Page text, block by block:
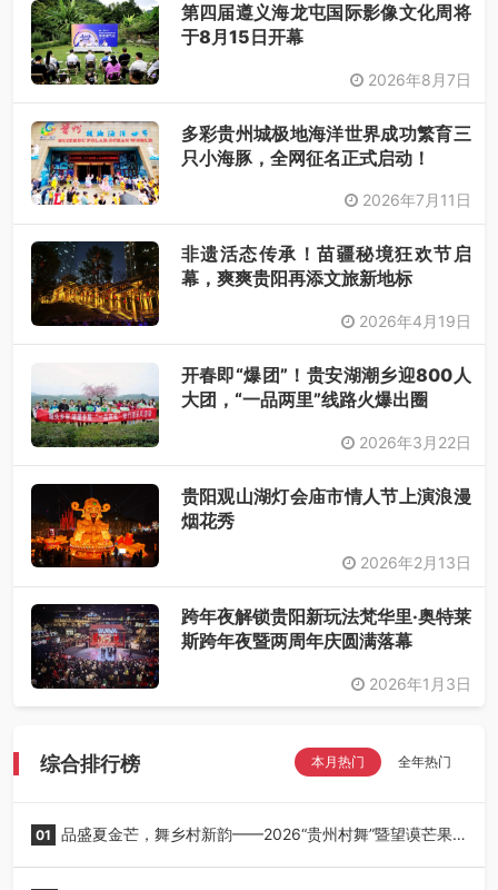
第四届遵义海龙屯国际影像文化周将
于8月15日开幕
2026年8月7日
多彩贵州城极地海洋世界成功繁育三
只小海豚，全网征名正式启动！
2026年7月11日
非遗活态传承！苗疆秘境狂欢节启
幕，爽爽贵阳再添文旅新地标
2026年4月19日
开春即“爆团”！贵安湖潮乡迎800人
大团，“一品两里”线路火爆出圈
2026年3月22日
贵阳观山湖灯会庙市情人节上演浪漫
烟花秀
2026年2月13日
跨年夜解锁贵阳新玩法梵华里·奥特莱
斯跨年夜暨两周年庆圆满落幕
2026年1月3日
综合排行榜 本月热门 全年热门
01 品盛夏金芒，舞乡村新韵——2026“贵州村舞”暨望谟芒果